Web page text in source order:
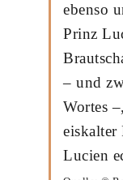
ebenso
Prinz
– und
Wortes
eiskalter
Lucien